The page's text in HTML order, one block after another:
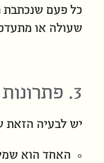
כל פעם שנכתבת
שעולה או
3. פתרונות
יש לבעיה הזאת
האחד הוא